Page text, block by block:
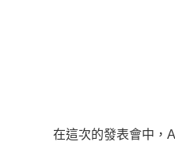
在這次的發表會中，